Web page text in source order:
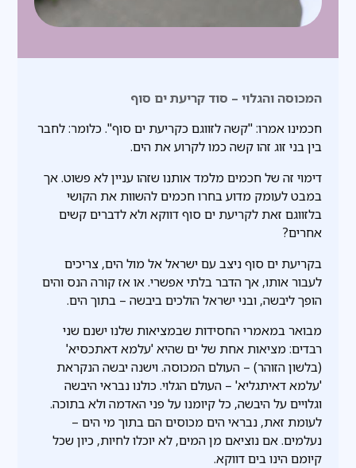
המכוסה והגלוי – סוד קריעת ים סוף
חכמינו אמרו: "קשה לזווגם כקריעת ים סוף". כלומר: לחבר
בין בני זוג זהו קשה כמו לקרוע את הים.
דימוי זה של חכמים מלמד אותנו שזהו עניין לא פשוט. אך
במבט לעומק מדוע בחרו חכמים להשוות את הקושי
בלזווגם זאת לקריעת ים סוף דווקא ולא לדברים קשים
אחרים?
בקריעת ים סוף ניצב עם ישראל אל מול הים, צריכים
לעבור אותו, אך הדבר בלתי אפשרי. או אז קורה הנס והים
הופך ליבשה, ובני ישראל הולכים ביבשה – בתוך הים.
מבואר במאמרי החסידות שבמציאות שלנו ישנם שני
רבדים: מציאות אחת של ים שהיא 'עלמא דאתכסיא'
(בלשון הזוהר) – העולם המכוסה. וישנה יבשה הנקראת
'עלמא דאיתגליא' – העולם הגלוי. כולנו נבראי היבשה
וגלויים על היבשה, כל קיומנו על פני האדמה ולא בתוכה.
לעומת זאת, נבראי הים מכוסים הם בתוך מי הים –
נעלמים. אם נוציאם מן המים, לא יוכלו לחיות, כיון שכל
קיומם הינו בים דווקא.